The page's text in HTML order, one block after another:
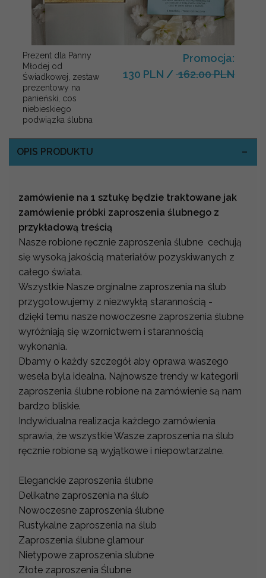
Prezent dla Panny
Młodej od
Świadkowej, zestaw
prezentowy na
panieński, cos
niebieskiego
podwiązka ślubna
Promocja:
130 PLN / 162.00 PLN
OPIS PRODUKTU
zamówienie na 1 sztukę będzie traktowane jak
zamówienie próbki zaproszenia ślubnego z
przykładową treścią
Nasze robione ręcznie zaproszenia ślubne cechują
się wysoką jakością materiałów pozyskiwanych z
całego świata.
Wszystkie Nasze orginalne zaproszenia na ślub
przygotowujemy z niezwykłą starannością -
dzięki temu nasze nowoczesne zaproszenia ślubne
wyróżniają się wzornictwem i starannością
wykonania.
Dbamy o każdy szczegół aby oprawa waszego
wesela byla idealna. Najnowsze trendy w kategorii
zaproszenia ślubne robione na zamówienie są nam
bardzo bliskie.
Indywidualna realizacja każdego zamówienia
sprawia, że wszystkie Wasze zaproszenia na ślub
ręcznie robione są wyjątkowe i niepowtarzalne.
Eleganckie zaproszenia ślubne
Delikatne zaproszenia na ślub
Nowoczesne zaproszenia ślubne
Rustykalne zaproszenia na ślub
Zaproszenia ślubne glamour
Nietypowe zaproszenia slubne
Złote zaproszenia Ślubne